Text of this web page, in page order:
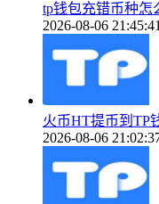
tp钱包充错币种怎
2026-08-06 21:45:41
火币HT提币到TP
2026-08-06